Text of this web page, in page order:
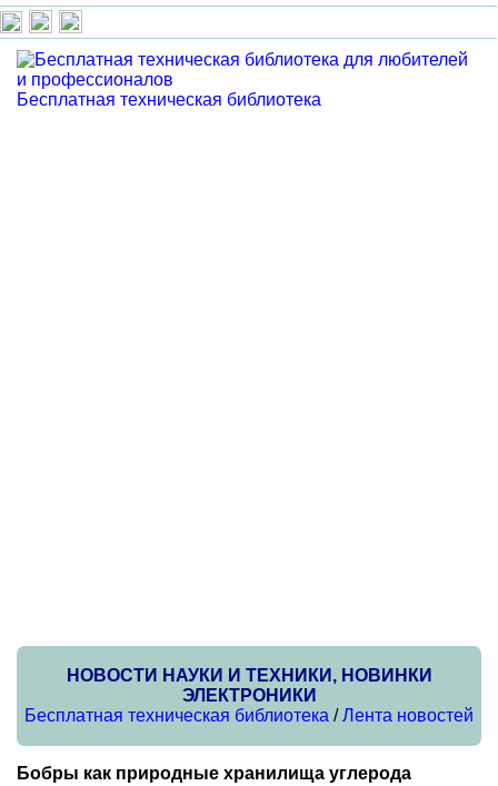
Бесплатная техническая библиотека
НОВОСТИ НАУКИ И ТЕХНИКИ, НОВИНКИ
ЭЛЕКТРОНИКИ
Бесплатная техническая библиотека /Лента новостей
Бобры как природные хранилища углерода